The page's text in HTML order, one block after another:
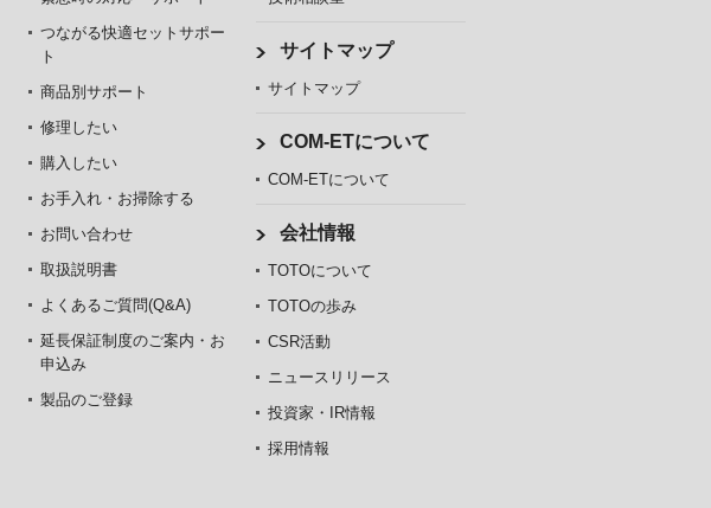
つながる快適セットサポー
ト
商品別サポート
修理したい
購入したい
お手入れ・お掃除する
お問い合わせ
取扱説明書
よくあるご質問(Q&A)
延長保証制度のご案内・お
申込み
製品のご登録
サイトマップ
サイトマップ
COM-ETについて
COM-ETについて
会社情報
TOTOについて
TOTOの歩み
CSR活動
ニュースリリース
投資家・IR情報
採用情報